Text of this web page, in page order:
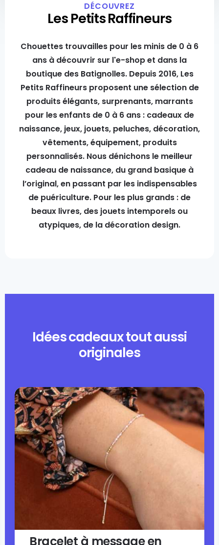
DÉCOUVREZ
Les Petits Raffineurs
Chouettes trouvailles pour les minis de 0 à 6
ans à découvrir sur l'e-shop et dans la
boutique des Batignolles. Depuis 2016, Les
Petits Raffineurs proposent une sélection de
produits élégants, surprenants, marrants
pour les enfants de 0 à 6 ans : cadeaux de
naissance, jeux, jouets, peluches, décoration,
vêtements, équipement, produits
personnalisés. Nous dénichons le meilleur
cadeau de naissance, du grand basique à
l’original, en passant par les indispensables
de puériculture. Pour les plus grands : de
beaux livres, des jouets intemporels ou
atypiques, de la décoration design.
Idées cadeaux tout aussi
originales
Bracelet à message en